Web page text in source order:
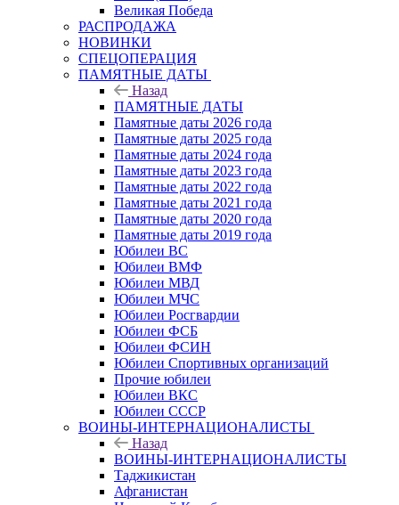
Великая Победа
РАСПРОДАЖА
НОВИНКИ
СПЕЦОПЕРАЦИЯ
ПАМЯТНЫЕ ДАТЫ
Назад
ПАМЯТНЫЕ ДАТЫ
Памятные даты 2026 года
Памятные даты 2025 года
Памятные даты 2024 года
Памятные даты 2023 года
Памятные даты 2022 года
Памятные даты 2021 года
Памятные даты 2020 года
Памятные даты 2019 года
Юбилеи ВС
Юбилеи ВМФ
Юбилеи МВД
Юбилеи МЧС
Юбилеи Росгвардии
Юбилеи ФСБ
Юбилеи ФСИН
Юбилеи Спортивных организаций
Прочие юбилеи
Юбилеи ВКС
Юбилеи СССР
ВОИНЫ-ИНТЕРНАЦИОНАЛИСТЫ
Назад
ВОИНЫ-ИНТЕРНАЦИОНАЛИСТЫ
Таджикистан
Афганистан